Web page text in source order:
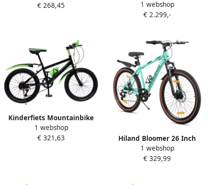
Fietsen 7 Versnellingen 20
€ 268,45
Mixte touring Elektrische
trekkingfiets Bosch Accu
1 webshop
€ 2.299,-
Kinderfiets Mountainbike
Off-road Fiets Kinderen
Avontuurlijke Ritjes Stabiele
1 webshop
€ 321,63
Hiland Bloomer 26 Inch
Mountainbike 7
Versnellingen Hardtail MTB
1 webshop
€ 329,99